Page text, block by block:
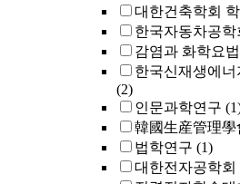
대한건축학회
한국자동차공학
감염과 화학요법
한국신재생에
(2)
인문과학연구
韓國生産管理學
법학연구 (1)
대한전자공학회